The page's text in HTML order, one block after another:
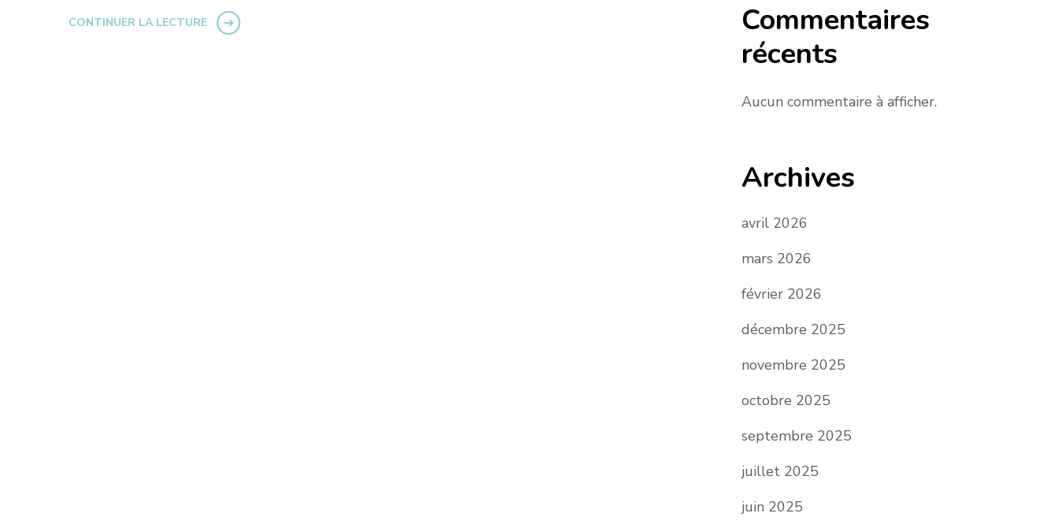
CONTINUER LA LECTURE
Commentaires
récents
Aucun commentaire à afficher.
Archives
avril 2026
mars 2026
février 2026
décembre 2025
novembre 2025
octobre 2025
septembre 2025
juillet 2025
juin 2025